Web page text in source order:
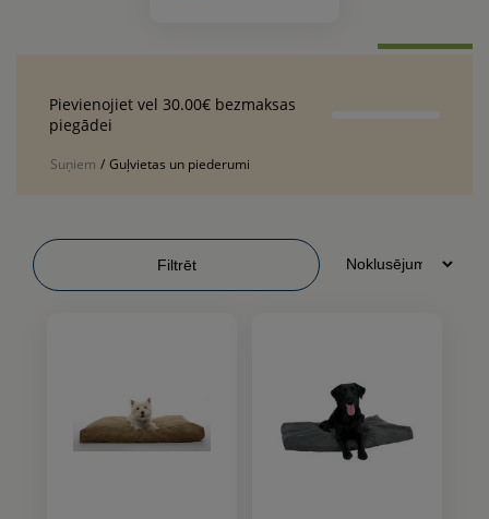
Pievienojiet vel 30.00€ bezmaksas
piegādei
Suņiem / Guļvietas un piederumi
Filtrēt